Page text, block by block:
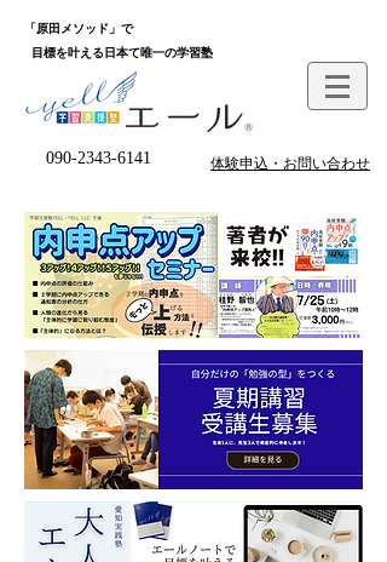
「原田メソッド」で
目標を叶える日本て唯一の学習塾
090-2343-6141 体験申込・お問い合わせ